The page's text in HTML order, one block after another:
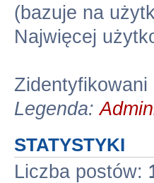
(bazuje na
Najwięcej
Legenda:
STATYSTYKI
Liczba postów: